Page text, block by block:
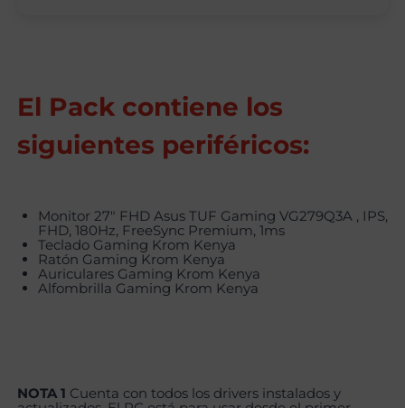
El Pack contiene los
siguientes periféricos:
Monitor 27″ FHD Asus TUF Gaming VG279Q3A , IPS,
FHD, 180Hz, FreeSync Premium, 1ms
Teclado Gaming Krom Kenya
Ratón Gaming Krom Kenya
Auriculares Gaming Krom Kenya
Alfombrilla Gaming Krom Kenya
NOTA 1 Cuenta con todos los drivers instalados y